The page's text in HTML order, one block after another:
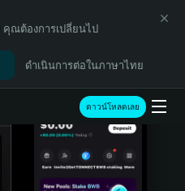
คุณต้องการเปลี่ยนไป
ดำเนินการต่อในภาษาไทย
ดาวน์โหลดเลย